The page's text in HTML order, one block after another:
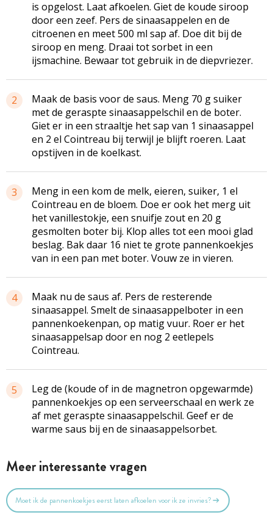
is opgelost. Laat afkoelen. Giet de koude siroop
door een zeef. Pers de sinaasappelen en de
citroenen en meet 500 ml sap af. Doe dit bij de
siroop en meng. Draai tot sorbet in een
ijsmachine. Bewaar tot gebruik in de diepvriezer.
2
Maak de basis voor de saus. Meng 70 g suiker
met de geraspte sinaasappelschil en de boter.
Giet er in een straaltje het sap van 1 sinaasappel
en 2 el Cointreau bij terwijl je blijft roeren. Laat
opstijven in de koelkast.
3
Meng in een kom de melk, eieren, suiker, 1 el
Cointreau en de bloem. Doe er ook het merg uit
het vanillestokje, een snuifje zout en 20 g
gesmolten boter bij. Klop alles tot een mooi glad
beslag. Bak daar 16 niet te grote pannenkoekjes
van in een pan met boter. Vouw ze in vieren.
4
Maak nu de saus af. Pers de resterende
sinaasappel. Smelt de sinaasappelboter in een
pannenkoekenpan, op matig vuur. Roer er het
sinaasappelsap door en nog 2 eetlepels
Cointreau.
5
Leg de (koude of in de magnetron opgewarmde)
pannenkoekjes op een serveerschaal en werk ze
af met geraspte sinaasappelschil. Geef er de
warme saus bij en de sinaasappelsorbet.
Meer interessante vragen
Moet ik de pannenkoekjes eerst laten afkoelen voor ik ze invries?